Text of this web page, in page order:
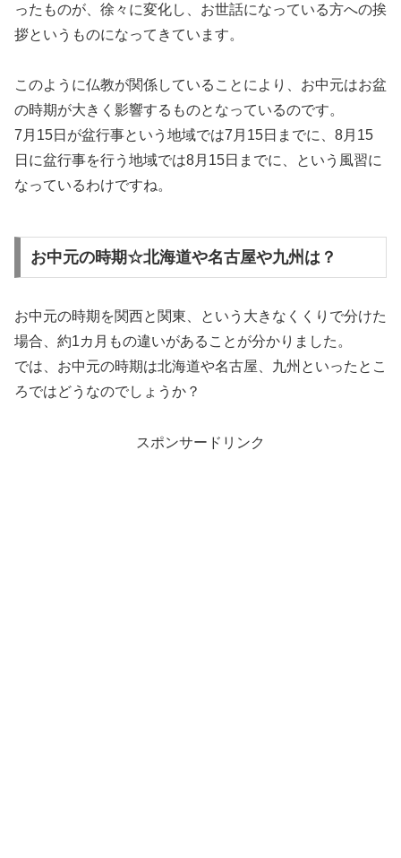
ったものが、徐々に変化し、お世話になっている方への挨
拶というものになってきています。
このように仏教が関係していることにより、お中元はお盆
の時期が大きく影響するものとなっているのです。
7月15日が盆行事という地域では7月15日までに、8月15
日に盆行事を行う地域では8月15日までに、という風習に
なっているわけですね。
お中元の時期☆北海道や名古屋や九州は？
お中元の時期を関西と関東、という大きなくくりで分けた
場合、約1カ月もの違いがあることが分かりました。
では、お中元の時期は北海道や名古屋、九州といったとこ
ろではどうなのでしょうか？
スポンサードリンク